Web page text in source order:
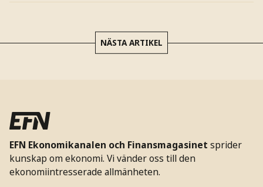
NÄSTA ARTIKEL
EFN Ekonomikanalen och Finansmagasinet sprider
kunskap om ekonomi. Vi vänder oss till den
ekonomiintresserade allmänheten.